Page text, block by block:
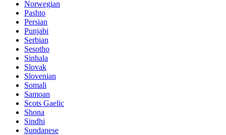
Norwegian
Pashto
Persian
Punjabi
Serbian
Sesotho
Sinhala
Slovak
Slovenian
Somali
Samoan
Scots Gaelic
Shona
Sindhi
Sundanese